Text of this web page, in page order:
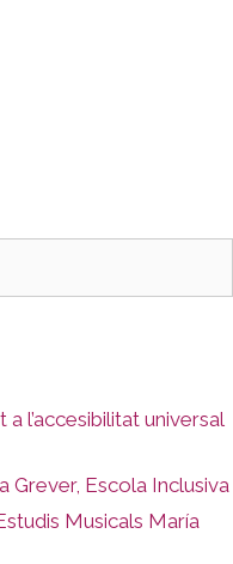
l’accesibilitat universal
Grever, Escola Inclusiva
Musicals María